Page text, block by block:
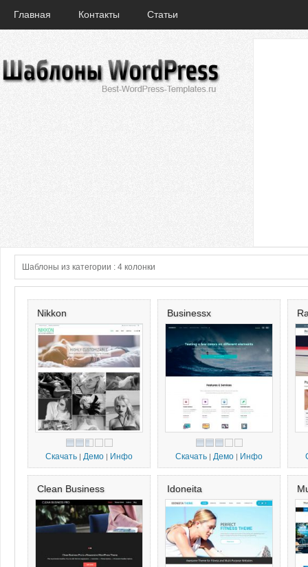
Главная Контакты Статьи
Шаблоны из категории : 4 колонки
Nikkon
Скачать | Демо | Инфо
Businessx
Скачать | Демо | Инфо
Clean Business Idoneita